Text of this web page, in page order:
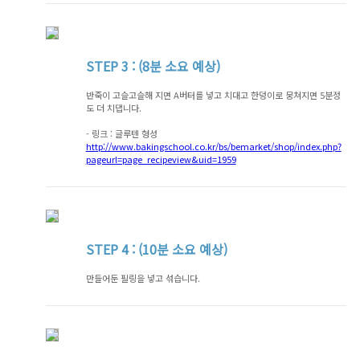
STEP3 : (8분 소요 예상)
반죽이 고슬고슬해 지면 A버터를 넣고 치대고 한덩이로 뭉쳐지면 5분정
도 더 치댑니다.
- 링크 : 글루텐 형성
http://www.bakingschool.co.kr/bs/bemarket/shop/index.php?
pageurl=page_recipeview&uid=1959
STEP4 : (10분 소요 예상)
만들어둔 필링을 넣고 섞습니다.